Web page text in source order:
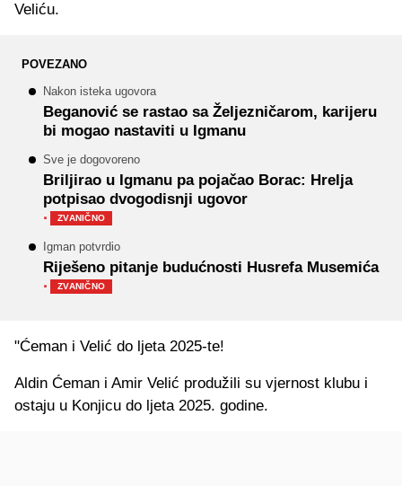
Veliću.
POVEZANO
Nakon isteka ugovora
Beganović se rastao sa Željezničarom, karijeru
bi mogao nastaviti u Igmanu
Sve je dogovoreno
Briljirao u Igmanu pa pojačao Borac: Hrelja
potpisao dvogodisnji ugovor
· ZVANIČNO
Igman potvrdio
Riješeno pitanje budućnosti Husrefa Musemića
· ZVANIČNO
"Ćeman i Velić do ljeta 2025-te!
Aldin Ćeman i Amir Velić produžili su vjernost klubu i
ostaju u Konjicu do ljeta 2025. godine.